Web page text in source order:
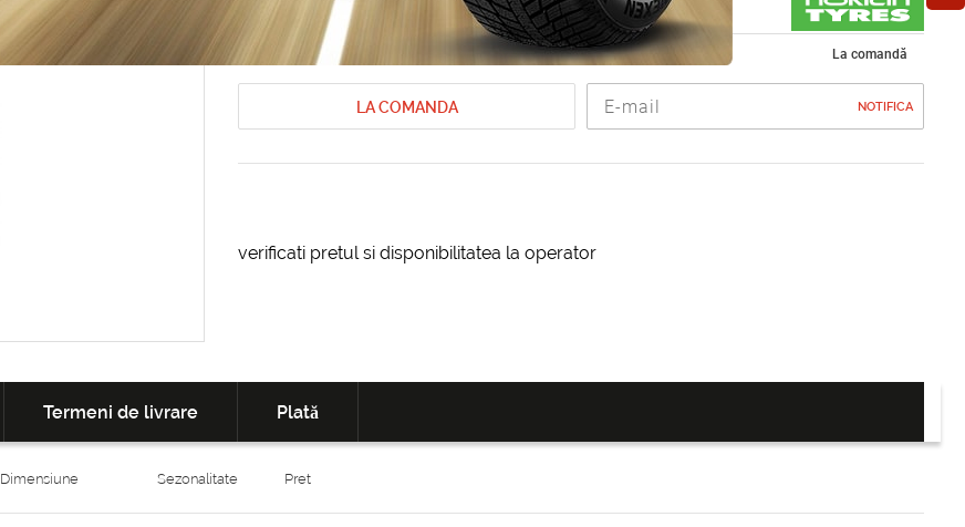
Anvelope de vara Nokian Anvelope de vara 215/70 R16
Cod produs: AT-81290 La comandă
LA COMANDA NOTIFICA
verificati pretul si disponibilitatea la operator
Termeni de livrare Plată
Dimensiune Sezonalitate Pret